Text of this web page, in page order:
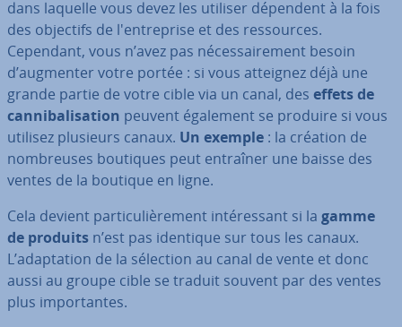
dans laquelle vous devez les utiliser dépendent à la fois
des objectifs de l'en­tre­prise et des res­sources.
Cependant, vous n’avez pas né­ces­sai­re­ment besoin
d’augmenter votre portée : si vous atteignez déjà une
grande partie de votre cible via un canal, des effets de
can­ni­ba­li­sa­tion peuvent également se produire si vous
utilisez plusieurs canaux. Un exemple : la création de
nom­breuses boutiques peut entraîner une baisse des
ventes de la boutique en ligne.
Cela devient par­ti­cu­liè­re­ment in­té­res­sant si la gamme
de produits n’est pas identique sur tous les canaux.
L’adap­ta­tion de la sélection au canal de vente et donc
aussi au groupe cible se traduit souvent par des ventes
plus im­por­tantes.